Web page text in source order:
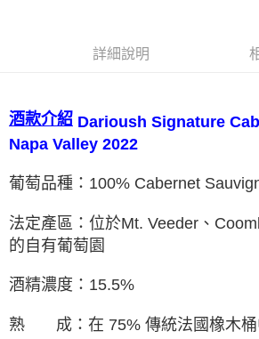
詳細說明
酒款介紹 Darioush Signature
Napa Valley 2022
葡萄品種：100% Cabernet
法定產區：位於Mt. Veeder、
的⾃有葡萄園
酒精濃度：15.5%
熟 成：在 75% 傳統法國橡木桶